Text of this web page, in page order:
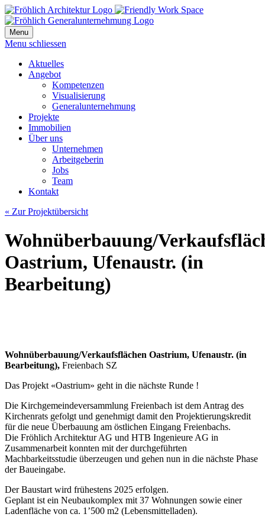
Menu
Menu schliessen
Aktuelles
Angebot
Kompetenzen
Visualisierung
Generalunternehmung
Projekte
Immobilien
Über uns
Unternehmen
Arbeitgeberin
Jobs
Team
Kontakt
« Zur Projektübersicht
Wohnüberbauung/
Oastrium, Ufenaustr. (in
Bearbeitung)
Wohnüberbauung/Verkaufsflächen Oastrium, Ufenaustr. (in
Bearbeitung), Freienbach SZ
Das Projekt «Oastrium» geht in die nächste Runde !
Die Kirchgemeindeversammlung Freienbach ist dem Antrag des
Kirchenrats gefolgt und genehmigt damit den Projektierungskredit
für die neue Überbauung am östlichen Eingang Freienbachs.
Die Fröhlich Architektur AG und HTB Ingenieure AG in
Zusammenarbeit konnten mit der durchgeführten
Machbarkeitsstudie überzeugen und gehen nun in die nächste Phase
der Baueingabe.
Der Baustart wird frühestens 2025 erfolgen.
Geplant ist ein Neubaukomplex mit 37 Wohnungen sowie einer
Ladenfläche von ca. 1’500 m2 (Lebensmittelladen).